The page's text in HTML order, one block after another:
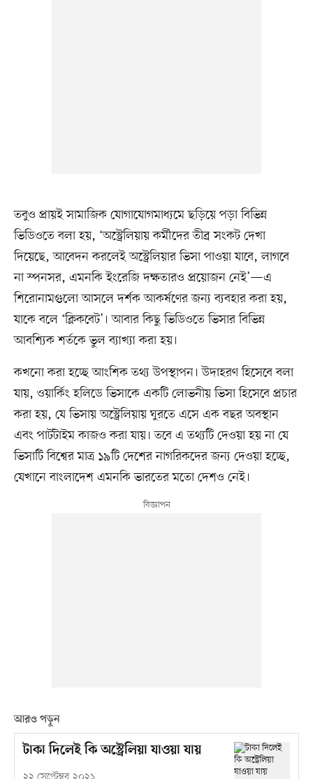
তবুও প্রায়ই সামাজিক যোগাযোগমাধ্যমে ছড়িয়ে পড়া বিভিন্ন
ভিডিওতে বলা হয়, ‘অস্ট্রেলিয়ায় কর্মীদের তীব্র সংকট দেখা
দিয়েছে, আবেদন করলেই অস্ট্রেলিয়ার ভিসা পাওয়া যাবে, লাগবে
না স্পনসর, এমনকি ইংরেজি দক্ষতারও প্রয়োজন নেই’—এ
শিরোনামগুলো আসলে দর্শক আকর্ষণের জন্য ব্যবহার করা হয়,
যাকে বলে ‘ক্লিকবেট’। আবার কিছু ভিডিওতে ভিসার বিভিন্ন
আবশ্যিক শর্তকে ভুল ব্যাখ্যা করা হয়।
কখনো করা হচ্ছে আংশিক তথ্য উপস্থাপন। উদাহরণ হিসেবে বলা
যায়, ওয়ার্কিং হলিডে ভিসাকে একটি লোভনীয় ভিসা হিসেবে প্রচার
করা হয়, যে ভিসায় অস্ট্রেলিয়ায় ঘুরতে এসে এক বছর অবস্থান
এবং পার্টটাইম কাজও করা যায়। তবে এ তথ্যটি দেওয়া হয় না যে
ভিসাটি বিশ্বের মাত্র ১৯টি দেশের নাগরিকদের জন্য দেওয়া হচ্ছে,
যেখানে বাংলাদেশ এমনকি ভারতের মতো দেশও নেই।
আরও পড়ুন
টাকা দিলেই কি অস্ট্রেলিয়া যাওয়া যায়